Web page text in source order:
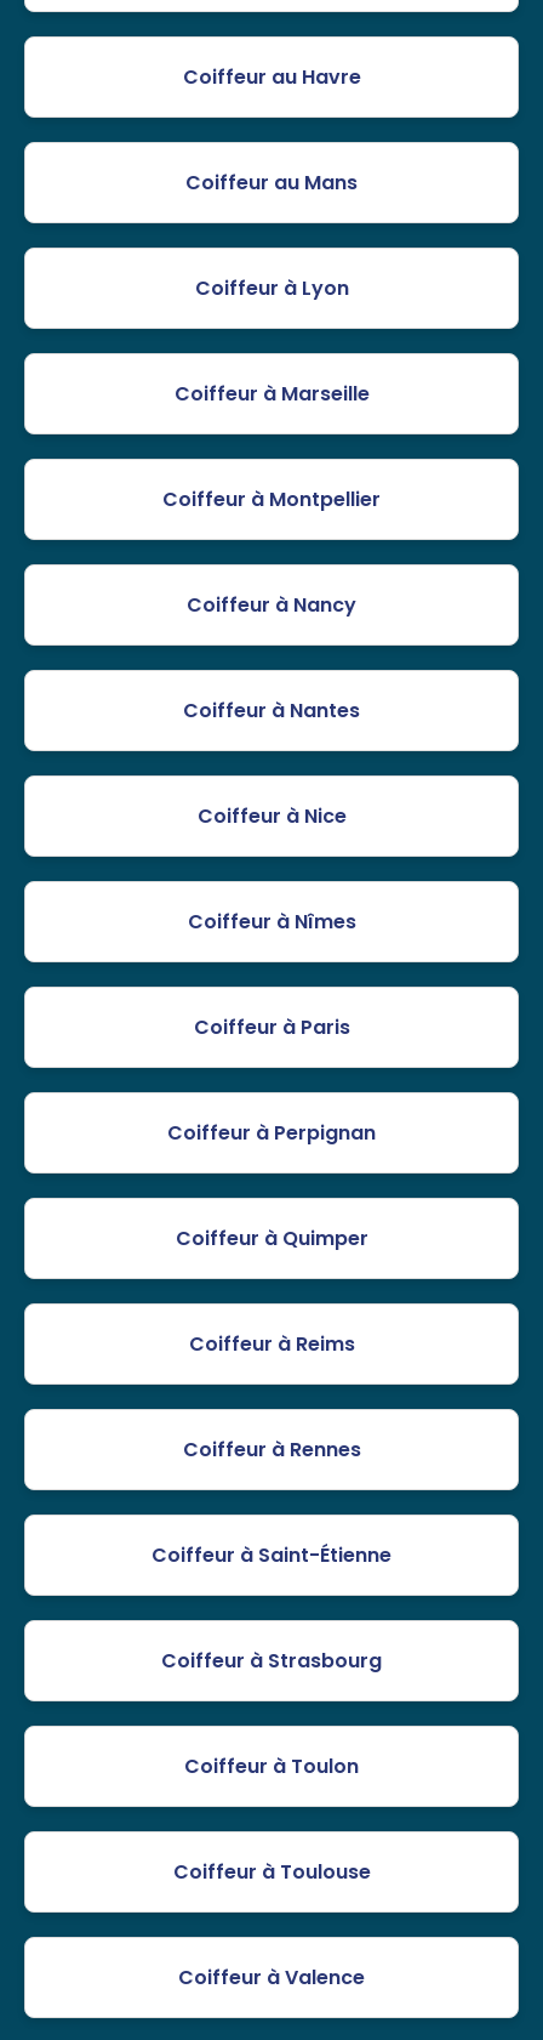
Coiffeur au Havre
Coiffeur au Mans
Coiffeur à Lyon
Coiffeur à Marseille
Coiffeur à Montpellier
Coiffeur à Nancy
Coiffeur à Nantes
Coiffeur à Nice
Coiffeur à Nîmes
Coiffeur à Paris
Coiffeur à Perpignan
Coiffeur à Quimper
Coiffeur à Reims
Coiffeur à Rennes
Coiffeur à Saint-Étienne
Coiffeur à Strasbourg
Coiffeur à Toulon
Coiffeur à Toulouse
Coiffeur à Valence